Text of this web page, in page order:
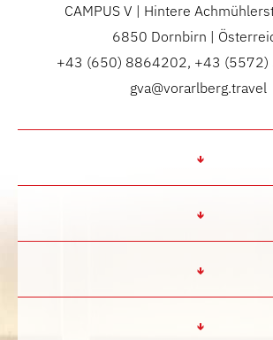
CAMPUS V | Hintere
6850 Dornbirn |
+43 (650) 8864202, +43
gva@vorarlberg.travel